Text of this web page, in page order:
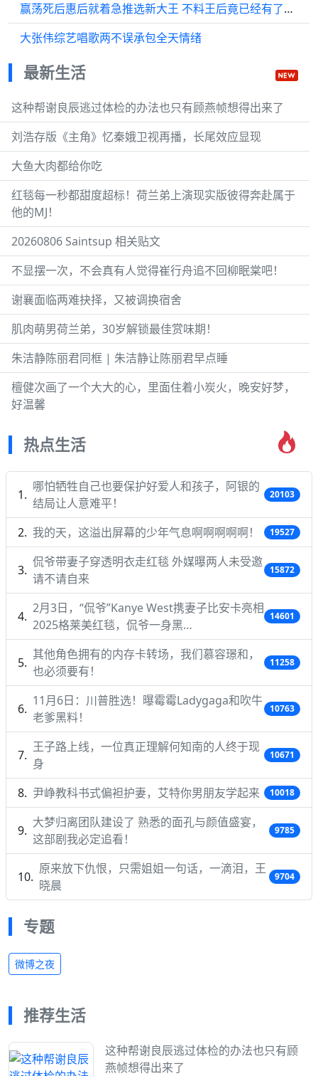
赢荡死后惠后就着急推选新大王 不料王后竟已经有了身孕
大张伟综艺唱歌两不误承包全天情绪
最新生活
这种帮谢良辰逃过体检的办法也只有顾燕帧想得出来了
刘浩存版《主角》忆秦娥卫视再播，长尾效应显现
大鱼大肉都给你吃
红毯每一秒都甜度超标！荷兰弟上演现实版彼得奔赴属于
他的MJ！
20260806 Saintsup 相关贴文
不显摆一次，不会真有人觉得崔行舟追不回柳眠棠吧！
谢襄面临两难抉择，又被调换宿舍
肌肉萌男荷兰弟，30岁解锁最佳赏味期！
朱洁静陈丽君同框 | 朱洁静让陈丽君早点睡
檀健次画了一个大大的心，里面住着小炭火，晚安好梦，
好温馨
热点生活
哪怕牺牲自己也要保护好爱人和孩子，阿银的
结局让人意难平！
20103
我的天，这溢出屏幕的少年气息啊啊啊啊啊！ 19527
侃爷带妻子穿透明衣走红毯 外媒曝两人未受邀
请不请自来
15872
2月3日，“侃爷”Kanye West携妻子比安卡亮相
2025格莱美红毯，侃爷一身黑…
14601
其他角色拥有的内存卡转场，我们慕容璟和，
也必须要有！
11258
11月6日：川普胜选！曝霉霉Ladygaga和吹牛
老爹黑料！
10763
王子路上线，一位真正理解何知南的人终于现
身
10671
尹峥教科书式偏袒护妻，艾特你男朋友学起来 10018
大梦归离团队建设了 熟悉的面孔与颜值盛宴，
这部剧我必定追看！
9785
原来放下仇恨，只需姐姐一句话，一滴泪，王
晓晨
9704
专题
微博之夜
推荐生活
这种帮谢良辰逃过体检的办法也只有顾
燕帧想得出来了